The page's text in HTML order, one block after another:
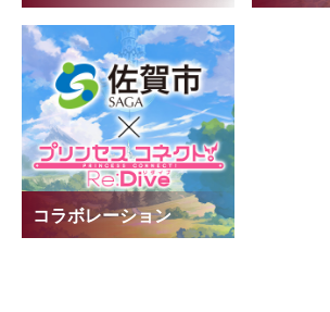
コラボレーション